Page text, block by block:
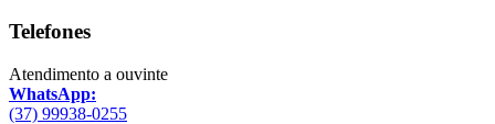
Telefones
Atendimento a ouvinte
WhatsApp:
(37) 99938-0255